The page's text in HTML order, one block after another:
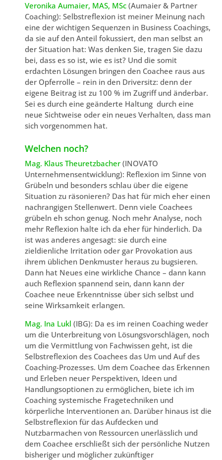
Veronika Aumaier, MAS, MSc (Aumaier & Partner
Coaching): Selbstreflexion ist meiner Meinung nach
eine der wichtigen Sequenzen in Business Coachings,
da sie auf den Anteil fokussiert, den man selbst an
der Situation hat: Was denken Sie, tragen Sie dazu
bei, dass es so ist, wie es ist? Und die somit
erdachten Lösungen bringen den Coachee raus aus
der Opferrolle – rein in den Driversitz: denn der
eigene Beitrag ist zu 100 % im Zugriff und änderbar.
Sei es durch eine geänderte Haltung durch eine
neue Sichtweise oder ein neues Verhalten, dass man
sich vorgenommen hat.
Welchen noch?
Mag. Klaus Theuretzbacher (INOVATO
Unternehmensentwicklung): Reflexion im Sinne von
Grübeln und besonders schlau über die eigene
Situation zu räsonieren? Das hat für mich eher einen
nachrangigen Stellenwert. Denn viele Coachees
grübeln eh schon genug. Noch mehr Analyse, noch
mehr Reflexion halte ich da eher für hinderlich. Da
ist was anderes angesagt: sie durch eine
zieldienliche Irritation oder gar Provokation aus
ihrem üblichen Denkmuster heraus zu bugsieren.
Dann hat Neues eine wirkliche Chance – dann kann
auch Reflexion spannend sein, dann kann der
Coachee neue Erkenntnisse über sich selbst und
seine Wirksamkeit erlangen.
Mag. Ina Lukl (IBG): Da es im reinen Coaching weder
um die Unterbreitung von Lösungsvorschlägen, noch
um die Vermittlung von Fachwissen geht, ist die
Selbstreflexion des Coachees das Um und Auf des
Coaching-Prozesses. Um dem Coachee das Erkennen
und Erleben neuer Perspektiven, Ideen und
Handlungsoptionen zu ermöglichen, biete ich im
Coaching systemische Fragetechniken und
körperliche Interventionen an. Darüber hinaus ist die
Selbstreflexion für das Aufdecken und
Nutzbarmachen von Ressourcen unerlässlich und
dem Coachee erschließt sich der persönliche Nutzen
bisheriger und möglicher zukünftiger